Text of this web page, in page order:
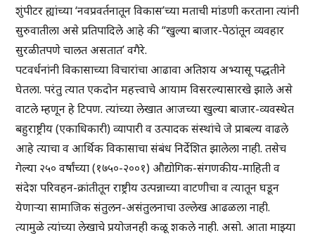
शुंपीटर ह्यांच्या ‘नवप्रवर्तनातून विकास’च्या मताची मांडणी करताना त्यांनी
सुरुवातीला असे प्रतिपादिले आहे की “खुल्या बाजार-पेठांतून व्यवहार
सुरळीतपणे चालत असतात’ वगैरे.
पटवर्धनांनी विकासाच्या विचारांचा आढावा अतिशय अभ्यासू पद्धतीने
घेतला. परंतु त्यात एकदोन महत्त्वाचे आयाम विसरल्यासारखे झाले असे
वाटले म्हणून हे टिपण. त्यांच्या लेखात आजच्या खुल्या बाजार-व्यवस्थेत
बहुराष्ट्रीय (एकाधिकारी) व्यापारी व उत्पादक संस्थांचे जे प्राबल्य वाढले
आहे त्याचा व आर्थिक विकासाचा संबंध निर्देशित झालेला नाही. तसेच
गेल्या २५० वर्षांच्या (१७५०-२००१) औद्योगिक-संगणकीय-माहिती व
संदेश परिवहन-क्रांतीतून राष्ट्रीय उत्पन्नाच्या वाटणीचा व त्यातून घडून
येणाऱ्या सामाजिक संतुलन-असंतुलनाचा उल्लेख आढळला नाही.
त्यामुळे त्यांच्या लेखाचे प्रयोजनही कळू शकले नाही. असो. आता माझ्या